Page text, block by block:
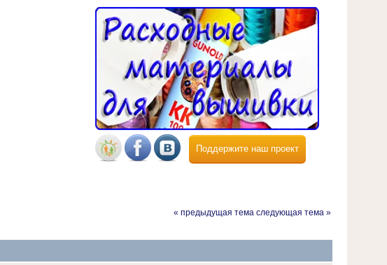
Поддержите наш проект
« предыдущая тема следующая тема »